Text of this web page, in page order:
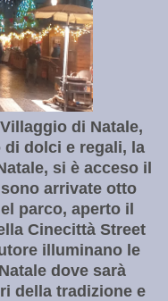
di Natale,
dolci e regali, la
si è acceso il
arrivate otto
parco, aperto il
Cinecittà Street
illuminano le
dove sarà
della tradizione e